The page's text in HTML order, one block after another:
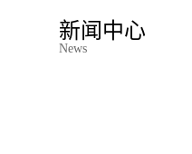
新闻中心
News